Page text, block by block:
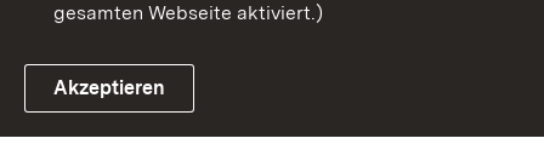
Link zum Landesportal
gesamten Webseite aktiviert.)
Akzeptieren